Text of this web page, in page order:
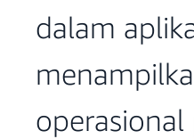
dalam